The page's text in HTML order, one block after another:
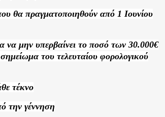
θα πραγματοποιηθούν από 1 Ιουνίου
να μην υπερβαίνει το ποσό των 30.000€
σημείωμα του τελευταίου φορολογικού
τέκνο
την γέννηση